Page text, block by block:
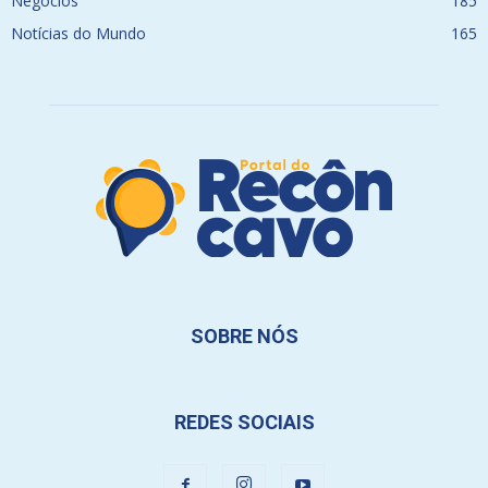
Notícias do Mundo
165
SOBRE NÓS
REDES SOCIAIS